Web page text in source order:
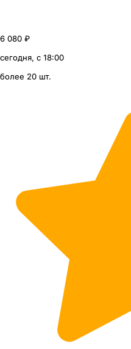
6 080 ₽
сегодня, с 18:00
более 20 шт.